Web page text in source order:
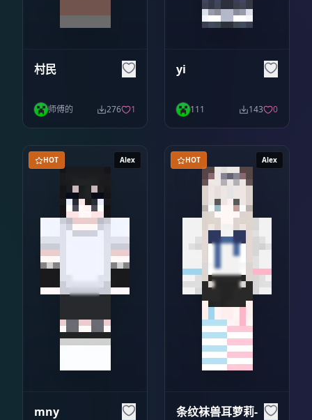
村民
师傅的 276 1
yi
111 143 0
Alex
HOT
mny
Alex
HOT
条纹袜兽耳萝莉-